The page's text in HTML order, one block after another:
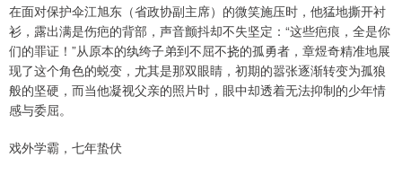
在面对保护伞江旭东（省政协副主席）的微笑施压时，他猛地撕开衬
衫，露出满是伤疤的背部，声音颤抖却不失坚定：“这些疤痕，全是你
们的罪证！”从原本的纨绔子弟到不屈不挠的孤勇者，章煜奇精准地展
现了这个角色的蜕变，尤其是那双眼睛，初期的嚣张逐渐转变为孤狼
般的坚硬，而当他凝视父亲的照片时，眼中却透着无法抑制的少年情
感与委屈。
戏外学霸，七年蛰伏